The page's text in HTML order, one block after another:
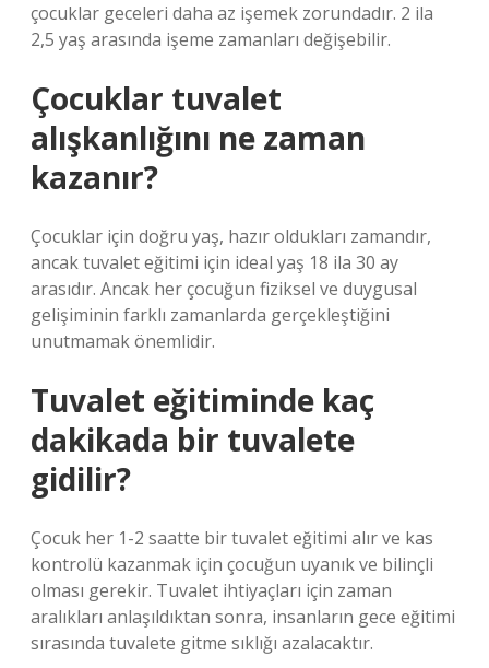
çocuklar geceleri daha az işemek zorundadır. 2 ila
2,5 yaş arasında işeme zamanları değişebilir.
Çocuklar tuvalet
alışkanlığını ne zaman
kazanır?
Çocuklar için doğru yaş, hazır oldukları zamandır,
ancak tuvalet eğitimi için ideal yaş 18 ila 30 ay
arasıdır. Ancak her çocuğun fiziksel ve duygusal
gelişiminin farklı zamanlarda gerçekleştiğini
unutmamak önemlidir.
Tuvalet eğitiminde kaç
dakikada bir tuvalete
gidilir?
Çocuk her 1-2 saatte bir tuvalet eğitimi alır ve kas
kontrolü kazanmak için çocuğun uyanık ve bilinçli
olması gerekir. Tuvalet ihtiyaçları için zaman
aralıkları anlaşıldıktan sonra, insanların gece eğitimi
sırasında tuvalete gitme sıklığı azalacaktır.